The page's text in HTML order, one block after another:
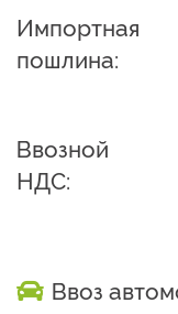
Импортная
пошлина:
Ввозной
НДС:
Ввоз